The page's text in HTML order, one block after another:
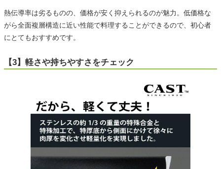
熱伝導率は劣るものの、価格が安く抑えられるのが魅力。低価格な
がら全面複層構造に近い性能で料理することができるので、初心者
にとてもおすすめです。
【3】軽さや持ちやすさをチェック